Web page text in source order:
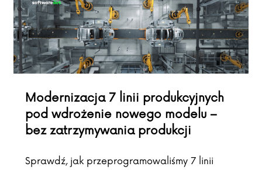
Modernizacja 7 linii produkcyjnych
pod wdrożenie nowego modelu –
bez zatrzymywania produkcji
Sprawdź, jak przeprogramowaliśmy 7 linii